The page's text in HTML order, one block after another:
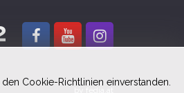
Cookie-Richtlinien einverstanden.